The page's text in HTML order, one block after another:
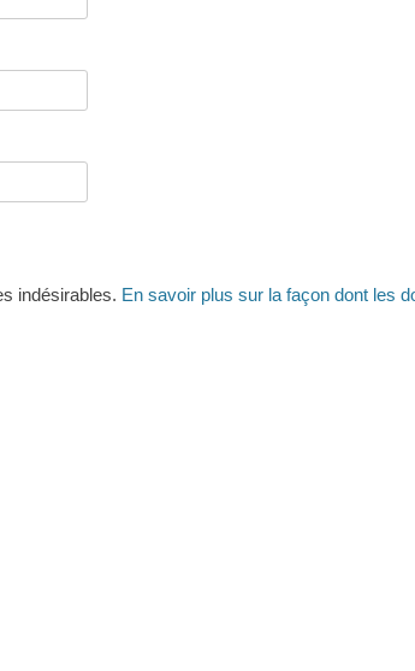
indésirables. En savoir plus sur la façon dont les